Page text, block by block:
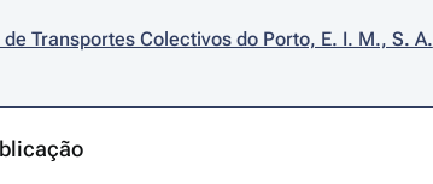
Transportes Colectivos do Porto, E. I. M., S. A.